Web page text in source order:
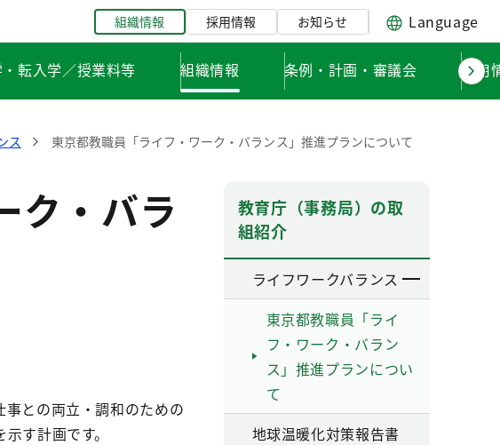
組織情報 採用情報 お知らせ Language
・転入学／授業料等 組織情報 条例・計画・審議会 採用
ス 東京都教職員「ライフ・ワーク・バランス」推進プランについて
ク・バラ
との両立・調和のための
す計画です。
教育庁（事務局）の取
組紹介
ライフワークバランス
東京都教職員「ライ
フ・ワーク・バラン
ス」推進プランについ
て
地球温暖化対策報告書